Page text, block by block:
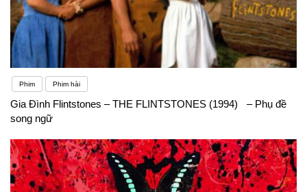
Phim Phim hài
Gia Đình Flintstones – THE FLINTSTONES (1994) – Phụ đề
song ngữ